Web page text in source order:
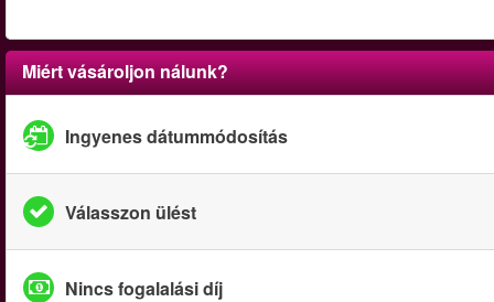
Miért vásároljon nálunk?
Ingyenes dátummódosítás
Válasszon ülést
Nincs fogalalási díj